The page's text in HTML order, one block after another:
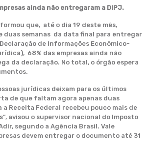
ainda não entregaram a DIPJ.
que, até o dia 19 deste mês,
duas semanas da data final para entregar
de Informações Econômico-
68% das empresas ainda não
da declaração. No total, o órgão espera
jurídicas deixam para os últimos
de que faltam agora apenas duas
a Receita Federal recebeu pouco mais de
avisou o supervisor nacional do Imposto
segundo a Agência Brasil. Vale
devem entregar o documento até 31